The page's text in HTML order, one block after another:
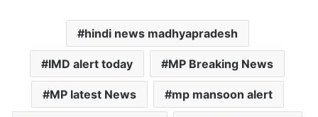
hindi news madhyapradesh
IMD alert today MP Breaking News
MP latest News mp mansoon alert